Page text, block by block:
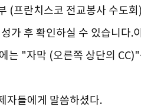
(프란치스코 전교봉사 수도회)
가 후 확인하실 수 있습니다.
는 "자막 (오른쪽 상단의
자들에게 말씀하셨다.